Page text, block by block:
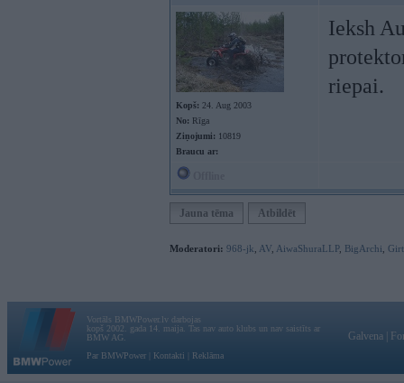
Kopš: 24. Aug 2003
No: Rīga
Ziņojumi: 10819
Braucu ar:
Ieksh
riepai.
Jauna tēma Atbildēt
Moderatori: 968-jk AV AiwaShuraLLP, BigArchi
Vortāls BMWPower.lv darbojas
kopš 2002. gada 14. maija. Tas nav auto klubs un nav saistīts ar
BMW AG.
Par BMWPower
Kontakti Reklāma
Galvena